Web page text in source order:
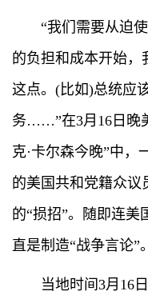
“我们需要从迫
的负担和成本开始，
这点。(比如)总统应
务……”在3月16日晚
克·卡尔森今晚”中，
的美国共和党籍众议
的“损招”。随即连
直是制造“战争言论”。
当地时间3月16